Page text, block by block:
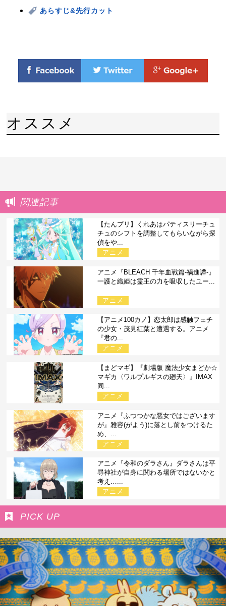
あらすじ&先行カット
オススメ
関連記事
【たんプリ】くれあはパティスリーチュ
チュのシフトを調整してもらいながら探
偵をや...
アニメ
アニメ『BLEACH 千年血戦篇-禍進譚-』
一護と織姫は霊王の力を吸収したユー...
アニメ
【アニメ100カノ】恋太郎は感触フェチ
の少女・茂見紅葉と遭遇する。アニメ
『君の...
アニメ
【まどマギ】『劇場版 魔法少女まどか☆
マギカ〈ワルプルギスの廻天〉』IMAX
同...
アニメ
アニメ『ふつつかな悪女ではございます
が』雅容(がよう)に落とし前をつけるた
め、...
アニメ
アニメ『令和のダラさん』ダラさんは平
尋神社が自身に関わる場所ではないかと
考え…...
アニメ
PICK UP